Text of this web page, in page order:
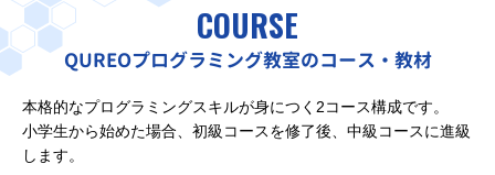
COURSE
QUREOプログラミング教室のコース・教材
本格的なプログラミングスキルが身につく2コース構成です。
小学生から始めた場合、初級コースを修了後、中級コースに進級
します。